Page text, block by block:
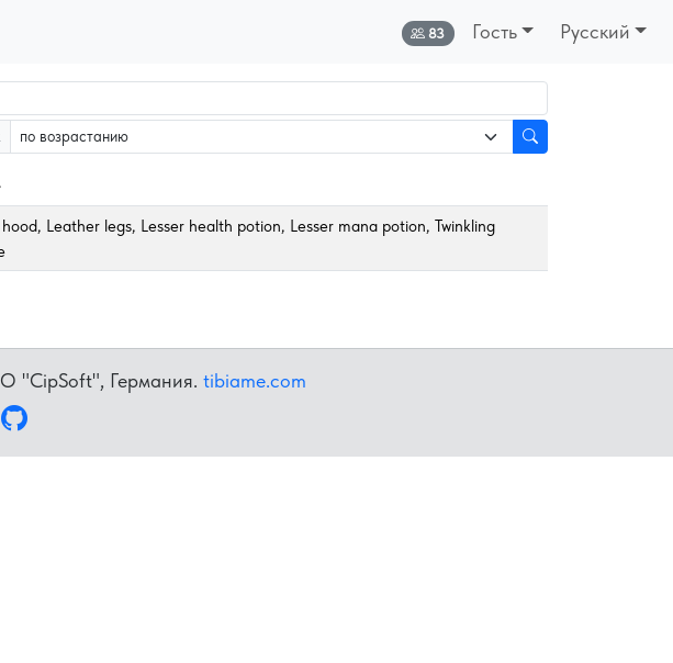
Онлайн:
83 Гость Русский
Leather legs, Lesser health potion, Lesser mana potion, Twinkling
"CipSoft", Германия. tibiame.com